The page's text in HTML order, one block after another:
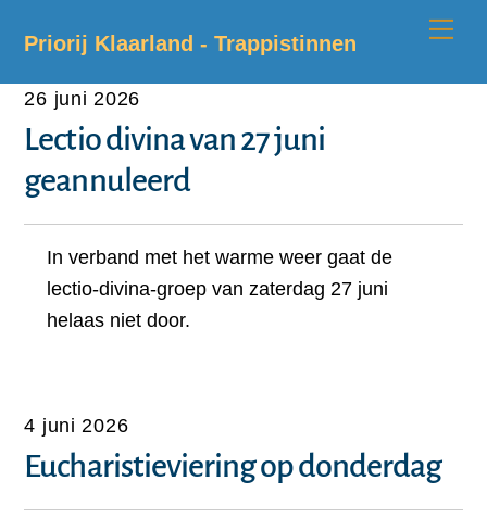
Priorij Klaarland - Trappistinnen
26 juni 2026
Lectio divina van 27 juni
geannuleerd
In verband met het warme weer gaat de
lectio-divina-groep van zaterdag 27 juni
helaas niet door.
4 juni 2026
Eucharistieviering op donderdag